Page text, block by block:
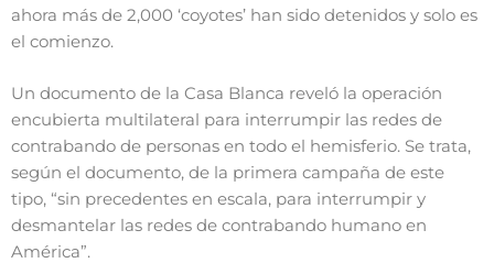
ahora más de 2,000 ‘coyotes’ han sido detenidos y solo es
el comienzo.
Un documento de la Casa Blanca reveló la operación
encubierta multilateral para interrumpir las redes de
contrabando de personas en todo el hemisferio. Se trata,
según el documento, de la primera campaña de este
tipo, “sin precedentes en escala, para interrumpir y
desmantelar las redes de contrabando humano en
América”.